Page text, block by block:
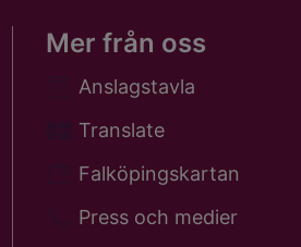
Mer från oss
Anslagstavla
Translate
Falköpingskartan
Press och medier